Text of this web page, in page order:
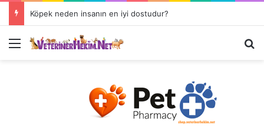
Köpek neden insanın en iyi dostudur?